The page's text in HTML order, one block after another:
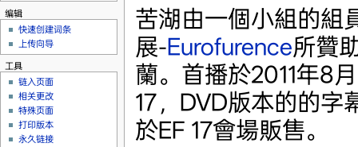
苦湖由一個小組的組
展-Eurofurence所贊
蘭。首播於2011年8
17，DVD版本的的字
於EF 17會場販售。
编辑
快速创建词条
上传向导
工具
链入页面
相关更改
特殊页面
打印版本
永久链接